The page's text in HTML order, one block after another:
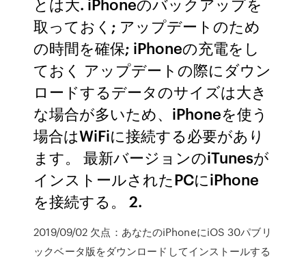
取っておく; アップデートのため
の時間を確保; iPhoneの充電をし
ておく アップデートの際にダウン
ロードするデータのサイズは大き
な場合が多いため、iPhoneを使う
場合はWiFiに接続する必要があり
ます。 最新バージョンのiTunesが
インストールされたPCにiPhone
を接続する。 2.
2019/09/02 欠点：あなたのiPhoneにiOS 30パブリ
ックベータ版をダウンロードしてインストールする